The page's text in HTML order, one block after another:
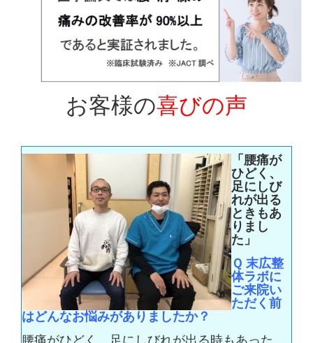
お客様の喜びの声
「腰痛が
ひどく、
足にしび
れが出る
ときもあ
りまし
た」
Ｑ 末広整
体ラボに
ご来院い
ただく前
はどんなお悩みがありましたか？
腰痛がひどく、足にしびれが出る時もあった。